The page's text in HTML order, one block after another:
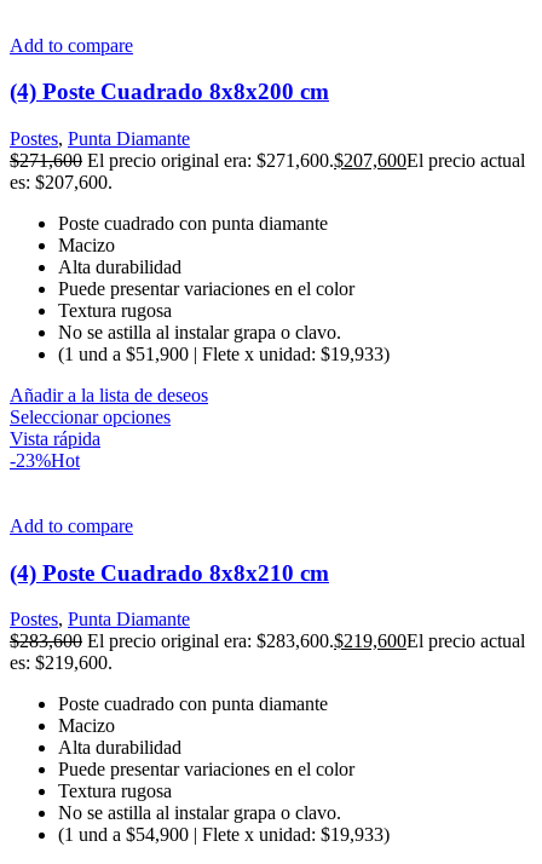
Add to compare
(4) Poste Cuadrado 8x8x200 cm
Postes, Punta Diamante
$271,600 El precio original era: $271,600.$207,600El precio actual
es: $207,600.
Poste cuadrado con punta diamante
Macizo
Alta durabilidad
Puede presentar variaciones en el color
Textura rugosa
No se astilla al instalar grapa o clavo.
(1 und a $51,900 | Flete x unidad: $19,933)
Añadir a la lista de deseos
Seleccionar opciones
Vista rápida
-23%Hot
Add to compare
(4) Poste Cuadrado 8x8x210 cm
Postes, Punta Diamante
$283,600 El precio original era: $283,600.$219,600El precio actual
es: $219,600.
Poste cuadrado con punta diamante
Macizo
Alta durabilidad
Puede presentar variaciones en el color
Textura rugosa
No se astilla al instalar grapa o clavo.
(1 und a $54,900 | Flete x unidad: $19,933)